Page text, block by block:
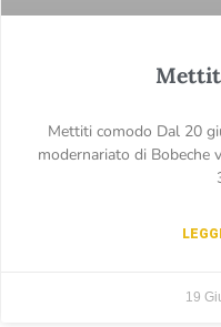
Mettiti comodo Dal 20
modernariato di Bobeche
19